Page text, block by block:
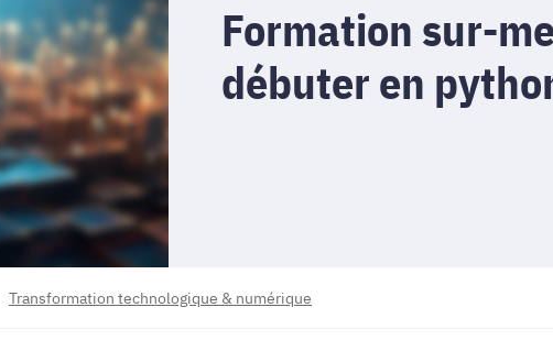
Formation sur-
débuter en
Transformation technologique & numérique